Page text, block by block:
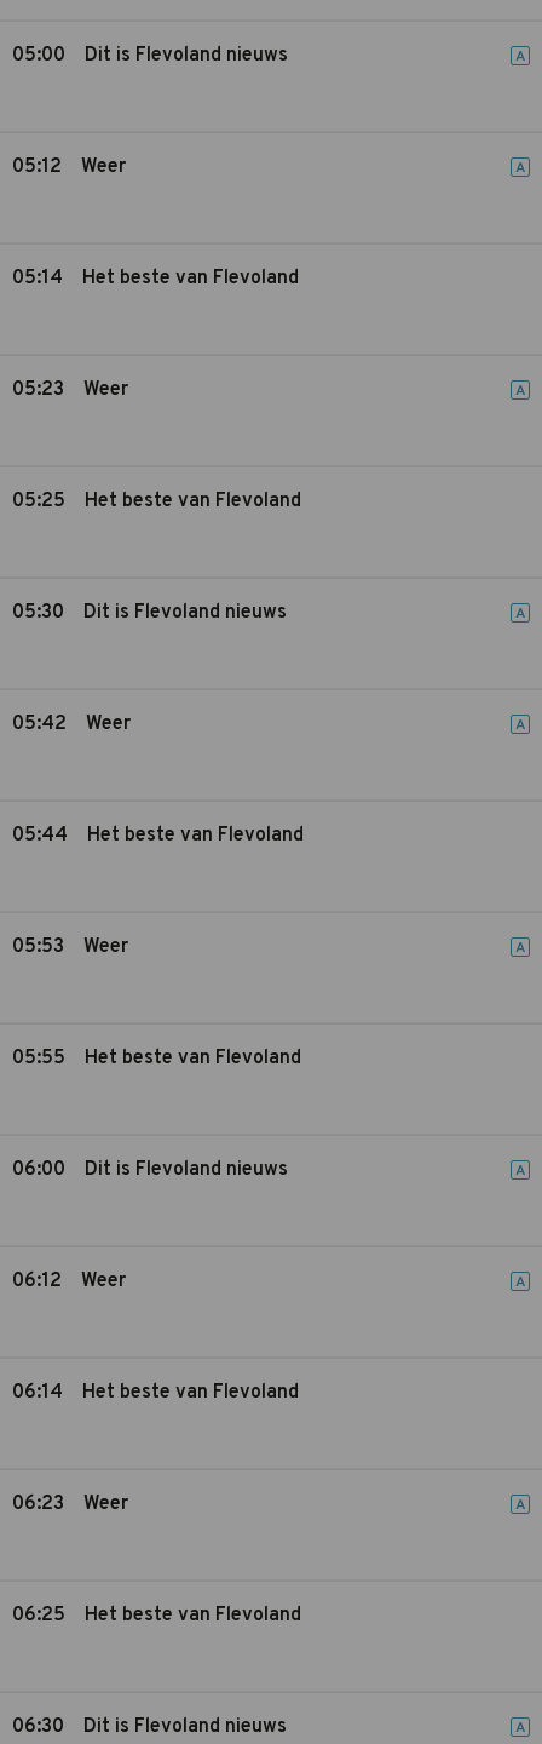
05:00 Dit is Flevoland nieuws A
05:12 Weer A
05:14 Het beste van Flevoland
05:23 Weer A
05:25 Het beste van Flevoland
05:30 Dit is Flevoland nieuws A
05:42 Weer A
05:44 Het beste van Flevoland
05:53 Weer A
05:55 Het beste van Flevoland
06:00 Dit is Flevoland nieuws A
06:12 Weer A
06:14 Het beste van Flevoland
06:23 Weer A
06:25 Het beste van Flevoland
06:30 Dit is Flevoland nieuws A